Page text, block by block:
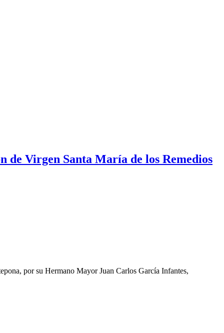
de Virgen Santa María de los Remedios
por su Hermano Mayor Juan Carlos García Infantes,